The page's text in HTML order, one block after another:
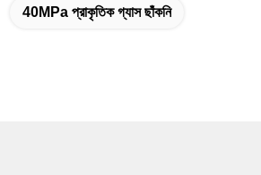
40MPa প্রাকৃতিক গ্যাস ছাঁকনি